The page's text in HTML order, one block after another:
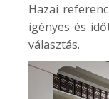
Hazai
igényes és
választás.